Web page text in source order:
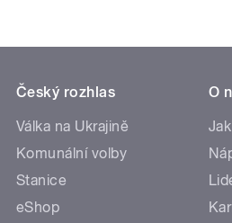
Český rozhlas
Válka na Ukrajině
Komunální volby
Stanice
eShop
O